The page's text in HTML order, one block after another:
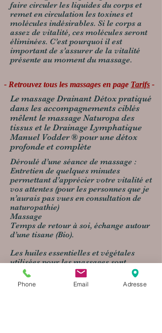
faire circuler les liquides du corps et
remet en circulation les toxines et
molécules indésirables. Si le corps a
assez de vitalité, ces molécules seront
éliminées. C’est pourquoi il est
important de s’assurer de la vitalité
présente au moment du massage.
- Retrouvez tous les massages en page Tarifs -
Le massage Drainant Détox pratiqué
dans les accompagnements ciblés
mêlent le massage Naturopa des
tissus et le Drainage Lymphatique
Manuel Vodder ® pour une détox
profonde et complète
Déroulé d’une séance de massage :
Entretien de quelques minutes
permettant d’apprécier votre vitalité et
vos attentes (pour les personnes que je
n’aurais pas vues en consultation de
naturopathie)
Massage
Temps de retour à soi, échange autour
d’une tisane (Bio).
Les huiles essentielles et végétales
utilisées pour les massages sont
d’origine biologique.
Phone Email Adresse